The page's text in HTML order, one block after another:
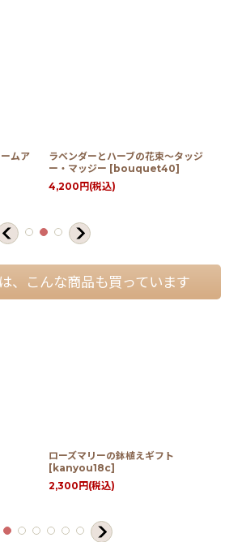
ムア
ラベンダーとハーブの花束〜タッジ
ー・マッジー [ bouquet40]
4,200 円 (税込)
、こんな商品も買っています
ローズマリーの鉢植えギフト
[kanyou18c]
2,300円(税込)